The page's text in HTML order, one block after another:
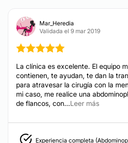
Mar_Heredia
Validada el 9 mar 2019
La clínica es excelente. El equipo
contienen, te ayudan, te dan la
para atravesar la cirugía con la
mi caso, me realice una
de flancos, con...Leer más
Experiencia completa